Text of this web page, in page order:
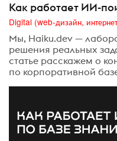
Как работает ИИ-
Мы, Haiku.dev —
решения реальных
статье расскажем о
по корпоративной